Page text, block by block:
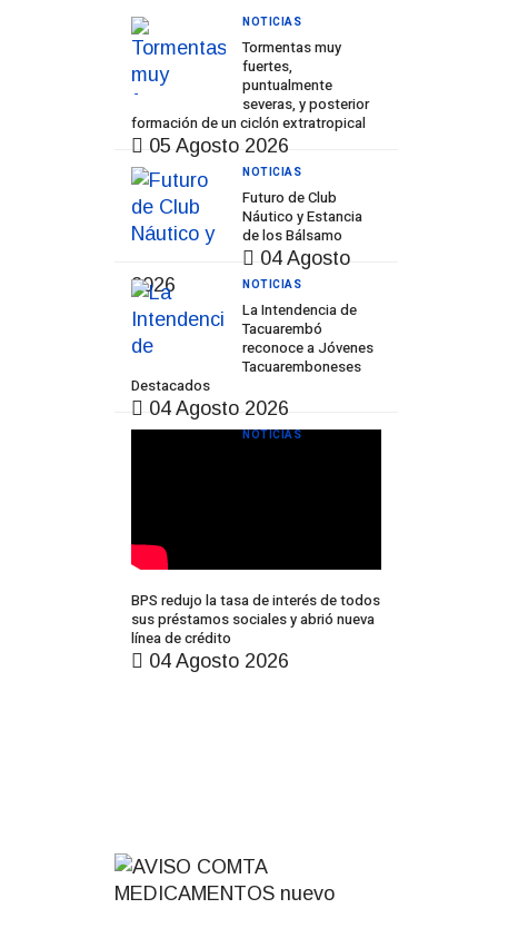
Tormentas muy
fuertes,
puntualmente
severas, y posterior
formación de un ciclón extratropical
05 Agosto 2026
NOTICIAS
Futuro de Club
Náutico y Estancia
de los Bálsamo
04 Agosto
2026
NOTICIAS
La Intendencia de
Tacuarembó
reconoce a Jóvenes
Tacuaremboneses
Destacados
04 Agosto 2026
NOTICIAS
BPS redujo la tasa de interés de todos
sus préstamos sociales y abrió nueva
línea de crédito
04 Agosto 2026
NOTICIAS